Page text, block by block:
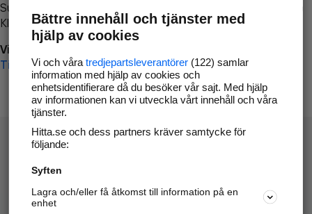
Surfa till
Klicka påTillbaka-knappen i webbläsaren och försök igen
Vi beklagar besväret!
Till startsidan
Hitta.se - Gratis nummerupplysning.
Sök företag, personer och platser.
Bättre innehåll och tjänster med
hjälp av cookies
Vi och våra tredjepartsleverantörer(122) samlar
information med hjälp av cookies och
enhetsidentifierare då du besöker vår sajt. Med hjälp
av informationen kan vi utveckla vårt innehåll och våra
tjänster.
Hitta.se och dess partners kräver samtycke för
följande:
Syften
Lagra och/eller få åtkomst till information på en
enhet